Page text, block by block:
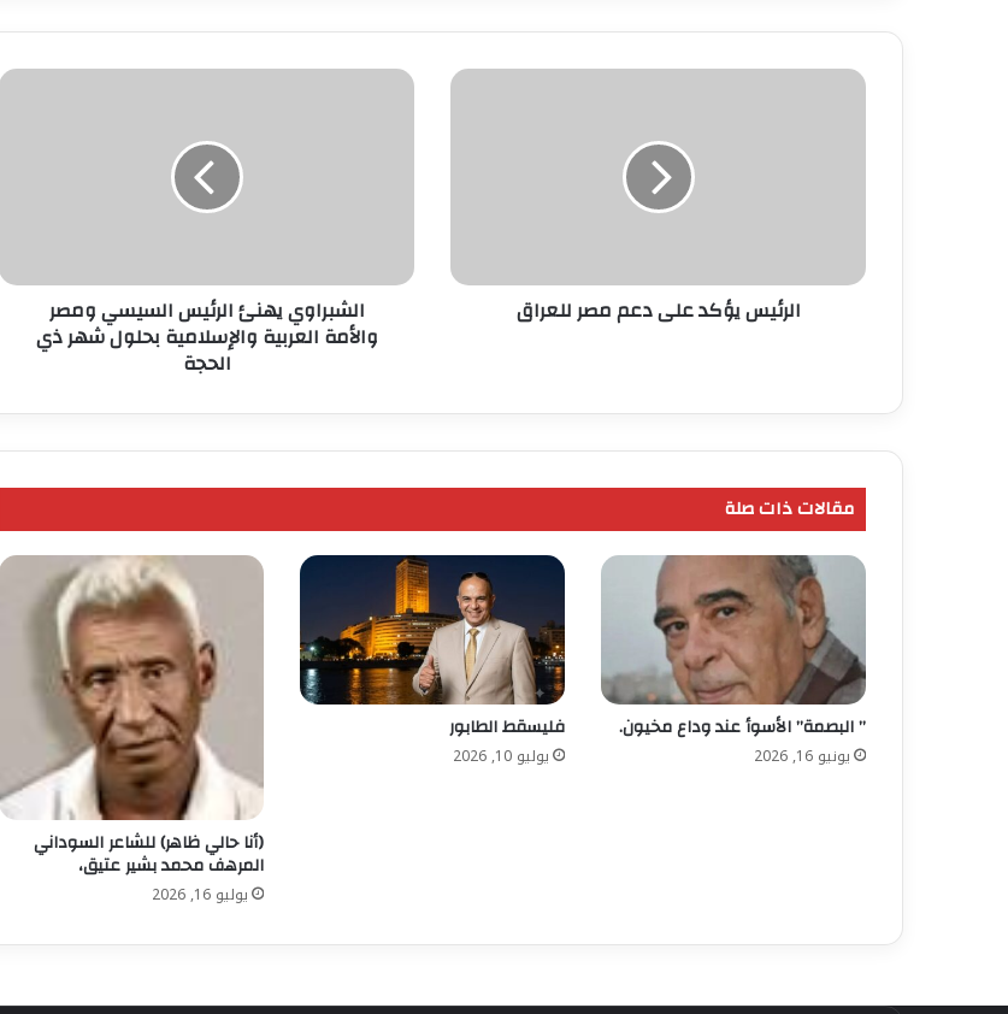
الرئيس
الرئيس يؤكد على دعم مصر للعراق
الشبراوي
بحلول
الشبراوي يهنئ الرئيس السيسي ومصر
والأمة العربية والإسلامية بحلول شهر ذي
الحجة
مقالات ذات صلة
” البصمة” الأسوأ عند وداع مخيون.
يونيو 16, 2026
فليسقط الطابور
يوليو 10, 2026
(أنا حالي ظاهر) للشاعر السوداني
المرهف محمد بشير عتيق،
يوليو 16, 2026